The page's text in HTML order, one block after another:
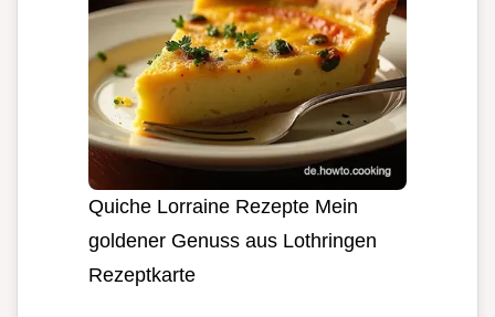
Quiche Lorraine Rezepte Mein
goldener Genuss aus Lothringen
Rezeptkarte